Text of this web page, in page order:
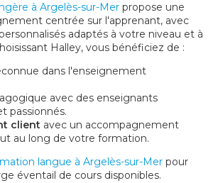
à Argelès-sur-Mer propose une
centrée sur l'apprenant, avec
adaptés à votre niveau et à
Halley, vous bénéficiez de :
dans l'enseignement
avec des enseignants
passionnés.
client avec un accompagnement
au long de votre formation.
langue à Argelès-sur-Mer pour
éventail de cours disponibles.